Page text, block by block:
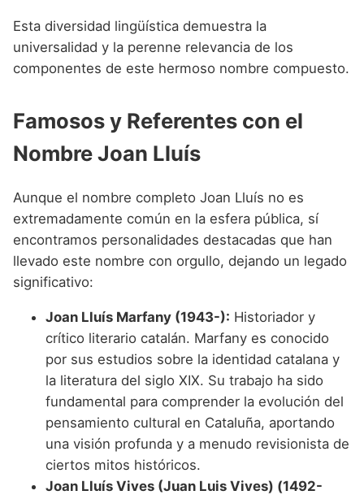
Esta diversidad lingüística demuestra la
universalidad y la perenne relevancia de los
componentes de este hermoso nombre compuesto.
Famosos y Referentes con el
Nombre Joan Lluís
Aunque el nombre completo Joan Lluís no es
extremadamente común en la esfera pública, sí
encontramos personalidades destacadas que han
llevado este nombre con orgullo, dejando un legado
significativo:
Joan Lluís Marfany (1943-): Historiador y
crítico literario catalán. Marfany es conocido
por sus estudios sobre la identidad catalana y
la literatura del siglo XIX. Su trabajo ha sido
fundamental para comprender la evolución del
pensamiento cultural en Cataluña, aportando
una visión profunda y a menudo revisionista de
ciertos mitos históricos.
Joan Lluís Vives (Juan Luis Vives) (1492-